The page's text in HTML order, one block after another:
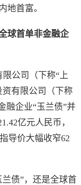
地首富。
球首单非金融企
公司（下称“上
有限公司（下称
融企业“玉兰债”并
亿元人民币，
导价大幅收窄62
债”，还是全球首